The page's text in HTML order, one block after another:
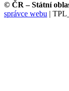
© ČR – Státní
správce webu |